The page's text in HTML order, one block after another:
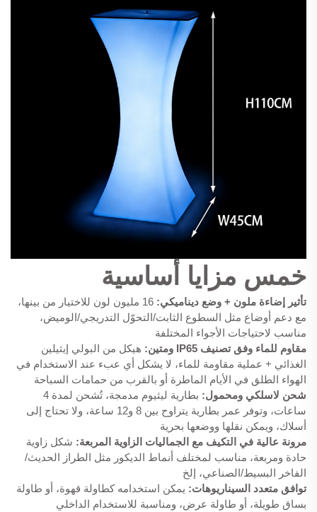
خمس مزايا أساسية
تأثير إضاءة ملون + وضع ديناميكي:
16 مليون لون للاختيار من بينها،
مع دعم أوضاع مثل السطوع الثابت/التحوّل التدريجي/الوميض،
مناسب لاحتياجات الأجواء المختلفة
مقاوم للماء وفق تصنيف IP65 ومتين:
هيكل من البولي إيثيلين
الغذائي + عملية مقاومة للماء، لا يشكل أي عبء عند الاستخدام في
الهواء الطلق في الأيام الماطرة أو بالقرب من حمامات السباحة
شحن لاسلكي ومحمول:
بطارية ليثيوم مدمجة، تُشحن لمدة 4
ساعات، وتوفر عمر بطارية يتراوح بين 8 و12 ساعة، ولا تحتاج إلى
أسلاك، ويمكن نقلها ووضعها بحرية
مرونة عالية في التكيف مع الجماليات الزاوية المربعة: شكل زاوية
حادة ومربعة، مناسب لمختلف أنماط الديكور مثل الطراز الحديث/
الفاخر البسيط/الصناعي، إلخ
توافق متعدد السيناريوهات: يمكن استخدامه كطاولة قهوة، أو طاولة
بساق طويلة، أو طاولة عرض، ومناسبة للاستخدام الداخلي